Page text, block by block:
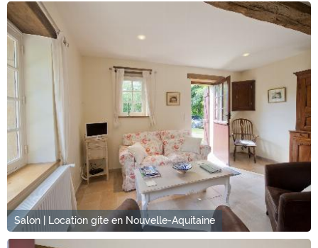
Salon | Location gite en Nouvelle-Aquitaine